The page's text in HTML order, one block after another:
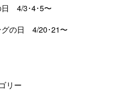
日 4/3･4･5〜
グの日 4/20･21〜
リー